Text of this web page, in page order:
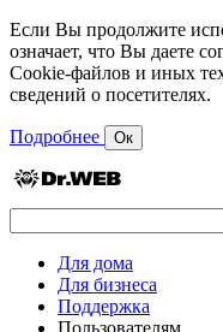
Если Вы продолжите
означает, что Вы даете
Cookie-файлов и иных
сведений о посетителях.
Подробнее Ок
Для дома
Для бизнеса
Поддержка
Пользователям